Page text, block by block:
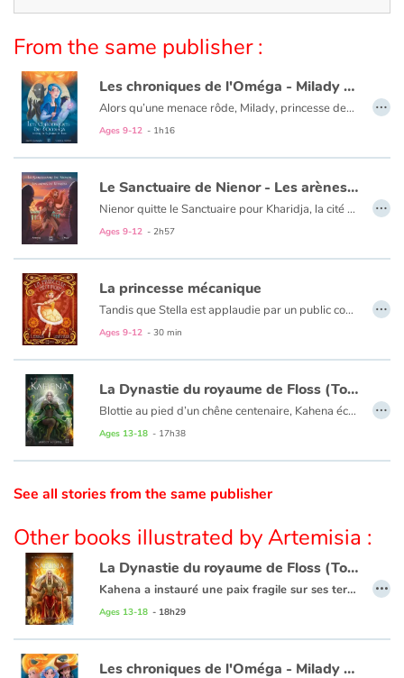
At school
Festivals and events
Love and friendship
Social issues
Emotions and feelings
Formats and illustrations
Catalogue anglais
Contraste +
Help
Home
Family
Schools
Libraries
Videos & Tutorials
From the same publisher :
Les chroniques de l'Oméga - Milady et la Pierre de Lune
Alors qu’une menace rôde, Milady, princesse des Elfes, part en quête de la Pierre de Lune, cachée au cœur du royaume des Ombres. Mais son chemin sera semé d’embûches… Parviendra-t-elle à sauver son peuple des terribles Sylphes ?
Ages 9-12 - 1h16
…
Le Sanctuaire de Nienor - Les arènes de Kharidja
Nienor quitte le Sanctuaire pour Kharidja, la cité ocre, de l’autre côté de la mer Ocine. Elle espère y sauver un couple d’aigles rares. Mais à peine débarquée de l’Écrevisse, le navire de son ami Colson, elle découvre qu’un koï dansant a été capturé. Le sultan projette de l’opposer à ses gladiateurs dans les arènes, pour son plaisir et celui de ses sujets. L’intrépide princesse osera-t-elle, contre l’avis de tous, affronter un pirate sanguinaire, les soldats d’Al-Hardaïa et bien d’autres dangers pour sauver l’animal d’une mort atroce ?
Lire le deuxième tome :
Ages 9-12 - 2h57
…
La princesse mécanique
Tandis que Stella est applaudie par un public conquis après une représentation à l’Opéra de Paris, une catastrophe sans précédent va bouleverser sa vie. Elle devient Miette et, reléguée dans les tréfonds de l’Opéra, elle devra réapprendre à vivre loin des feux de la rampe. Elle troque une troupe de danseurs étoile pour des personnages loufoques et rafistolés au grand cœur.
Ages 9-12 - 30 min
…
La Dynastie du royaume de Floss (Tome 1) - Kahena
Blottie au pied d’un chêne centenaire, Kahena écoute la forêt et tous ses mystères. Jeune femme solitaire, elle rêve d’arpenter la forêt et d’observer les oiseaux en compagnie de son meilleur ami Robin. Mais ses rêves s’éloignent à mesure qu’une terrible menace se profile au-delà des frontières. Qui protègera l’Altarine, le pays des hommes, de la fureur de Jaliorga ? Kahena parviendra-t-elle à relever les nombreux défis qui se dresseront sur son chemin ? Quels secrets détiennent les Aulnes ? Kahena est le premier volet de la trilogie heroïc fantasy La Dynastie du royaume de Floss.
Ages 13-18 - 17h38
…
See all stories from the same publisher
Other books illustrated by Artemisia :
La Dynastie du royaume de Floss (Tome 2) - Sarina
Kahena a instauré une paix fragile sur ses terres mais entre jeux politiques et complots, le pays semble sur le point de basculer dans un nouveau conflit. L’ombre de Vagnar plane sur le royaume. La reine de Floss a-t-elle réellement gagné la guerre ? La princesse Sarina, aidée de mystérieux inconnus, découvre une face cachée d’elle-même. Suivra-t-elle les traces de sa mère ? Entre un passé torturé et un futur incertain, Sarina osera-t-elle s’abandonner à cet homme au coeur changeant dont elle a croisé le chemin ? Espoirs, trahisons et révélations sont les maîtres mots de ce second tome qui nous emmène encore plus loin dans la Dynastie du Royaume de Floss.
Ages 13-18 - 18h29
…
Les chroniques de l'Oméga - Milady et le grimoire de l'Hellébore